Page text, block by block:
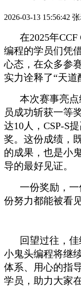
2026-03-13 15:56:42
在2025年
编程的学员们凭
心态，在众多参
实力诠释了“天道
本次赛事亮点
员成功斩获一等
达10人，CSP-S
奖。这份成绩，
的成果，也是小
导的最好见证。
一份奖励，
份努力都能被看
回望过往，
小鬼头编程将继
体系、用心的指
学员，助力大家